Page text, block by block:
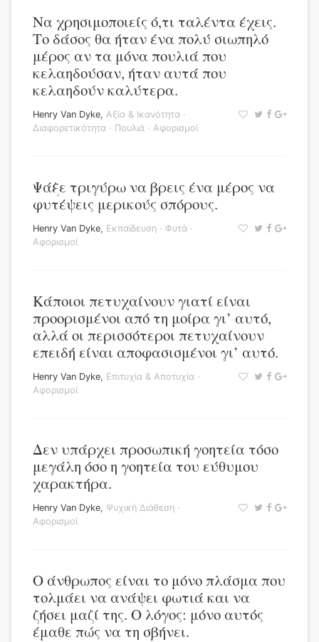
Να χρησιμοποιείς ό,τι ταλέντα έχεις.
Το δάσος θα ήταν ένα πολύ σιωπηλό
μέρος αν τα μόνα πουλιά που
κελαηδούσαν, ήταν αυτά που
κελαηδούν καλύτερα.
Henry Van Dyke, Αξία & Ικανότητα ·
Διαφορετικότητα · Πουλιά · Αφορισμοί
Ψάξε τριγύρω να βρεις ένα μέρος να
φυτέψεις μερικούς σπόρους.
Henry Van Dyke, Εκπαίδευση · Φυτά ·
Αφορισμοί
Κάποιοι πετυχαίνουν γιατί είναι
προορισμένοι από τη μοίρα γι’ αυτό,
αλλά οι περισσότεροι πετυχαίνουν
επειδή είναι αποφασισμένοι γι’ αυτό.
Henry Van Dyke, Επιτυχία & Αποτυχία ·
Αφορισμοί
Δεν υπάρχει προσωπική γοητεία τόσο
μεγάλη όσο η γοητεία του εύθυμου
χαρακτήρα.
Henry Van Dyke, Ψυχική Διάθεση ·
Αφορισμοί
Ο άνθρωπος είναι το μόνο πλάσμα που
τολμάει να ανάψει φωτιά και να
ζήσει μαζί της. Ο λόγος: μόνο αυτός
έμαθε πώς να τη σβήνει.